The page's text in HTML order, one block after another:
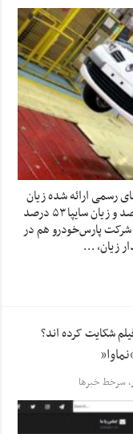
رسمی ارائه شده زیان
شرکت ایران‌خودرو در نیمه نخست امسال ۱۲۲ درصد و زیان سایپا ۵۳ درصد
شرکت پارس‌خودرو هم در
شکایت کرده اند؟
,سرخط خبرها